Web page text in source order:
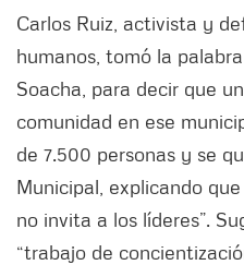
Carlos Ruiz, activista y
humanos, tomó la
Soacha, para decir que
comunidad en ese
de 7.500 personas y se
Municipal, explicando
no invita a los líderes”.
“trabajo de